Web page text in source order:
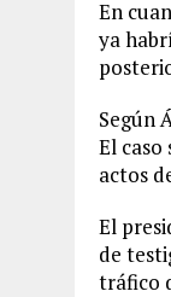
En
ya
Según
El
actos
El
de
tráfico